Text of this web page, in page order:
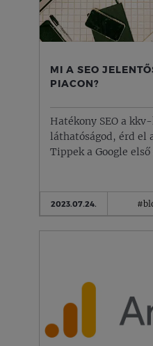
MI A SEO
PIACON?
Hatékony SEO a
láthatóságod, érd el
Tippek a Google
2023.07.24.